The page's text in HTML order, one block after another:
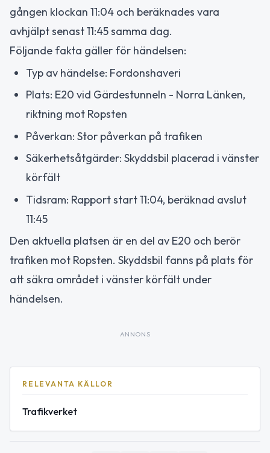
gången klockan 11:04 och beräknades vara
avhjälpt senast 11:45 samma dag.
Följande fakta gäller för händelsen:
Typ av händelse: Fordonshaveri
Plats: E20 vid Gärdestunneln - Norra Länken,
riktning mot Ropsten
Påverkan: Stor påverkan på trafiken
Säkerhetsåtgärder: Skyddsbil placerad i vänster
körfält
Tidsram: Rapport start 11:04, beräknad avslut
11:45
Den aktuella platsen är en del av E20 och berör
trafiken mot Ropsten. Skyddsbil fanns på plats för
att säkra området i vänster körfält under
händelsen.
ANNONS
RELEVANTA KÄLLOR
Trafikverket